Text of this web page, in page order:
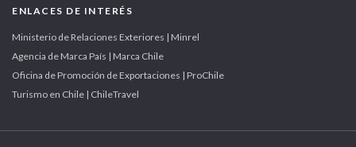
ENLACES DE INTERÉS
Ministerio de Relaciones Exteriores | Minrel
Agencia de Marca País | Marca Chile
Oficina de Promoción de Exportaciones | ProChile
Turismo en Chile | ChileTravel